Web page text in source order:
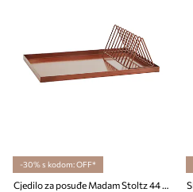
-30% s kodom: OFF*
Cjedilo za posuđe Madam Stoltz 44 x 32 x 15 cm